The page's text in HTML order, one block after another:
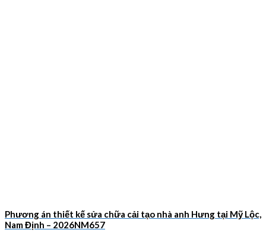
Phương án thiết kế sửa chữa cải tạo nhà anh Hưng tại Mỹ Lộc,
Nam Định – 2026NM657